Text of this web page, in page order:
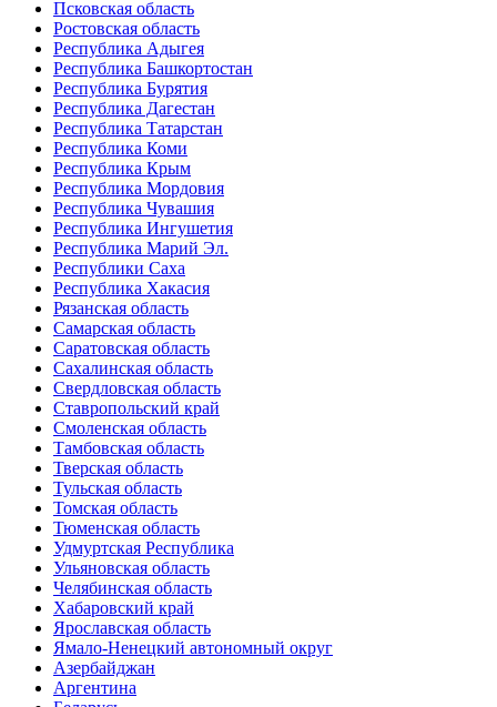
Псковская область
Ростовская область
Республика Адыгея
Республика Башкортостан
Республика Бурятия
Республика Дагестан
Республика Татарстан
Республика Коми
Республика Крым
Республика Мордовия
Республика Чувашия
Республика Ингушетия
Республика Марий Эл.
Республики Саха
Республика Хакасия
Рязанская область
Самарская область
Саратовская область
Сахалинская область
Свердловская область
Ставропольский край
Смоленская область
Тамбовская область
Тверская область
Тульская область
Томская область
Тюменская область
Удмуртская Республика
Ульяновская область
Челябинская область
Хабаровский край
Ярославская область
Ямало-Ненецкий автономный округ
Азербайджан
Аргентина